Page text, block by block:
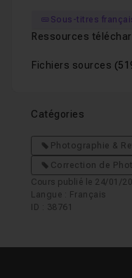
Sous-titres
Ressources
Fichiers sources
Catégories
Photographie &
Correction de
Cours publié le 24/01/
Langue : Français
ID : 38761